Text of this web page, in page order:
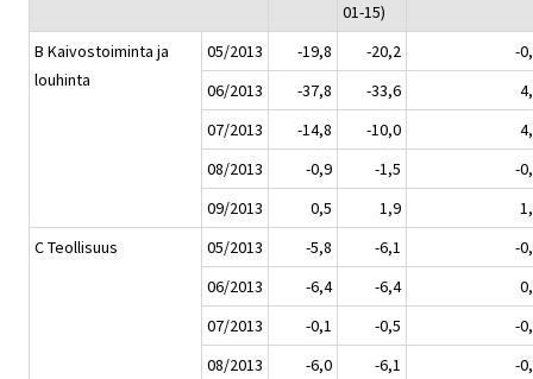
01-15)
B Kaivostoiminta ja
louhinta
05/2013 -19,8 -20,2
-
06/2013
-37,8 -33,6
07/2013
-14,8 -10,0
08/2013
-0,9 -1,5
-
09/2013
0,5 1,9
C Teollisuus
05/2013 -5,8 -6,1
-
06/2013
-6,4 -6,4
07/2013
-0,1 -0,5
-
08/2013
-6,0 -6,1
-